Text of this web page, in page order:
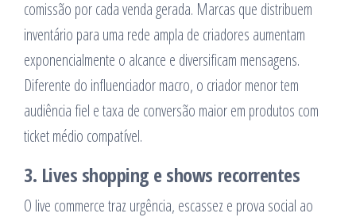
comissão por cada venda gerada. Marcas que distribuem
inventário para uma rede ampla de criadores aumentam
exponencialmente o alcance e diversificam mensagens.
Diferente do influenciador macro, o criador menor tem
audiência fiel e taxa de conversão maior em produtos com
ticket médio compatível.
3. Lives shopping e shows recorrentes
O live commerce traz urgência, escassez e prova social ao